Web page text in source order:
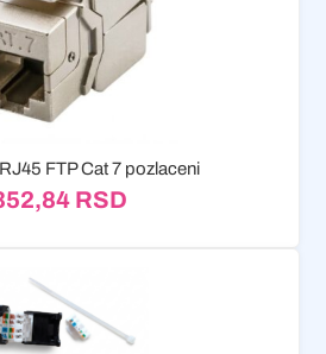
FTP Cat 7 pozlaceni
RSD